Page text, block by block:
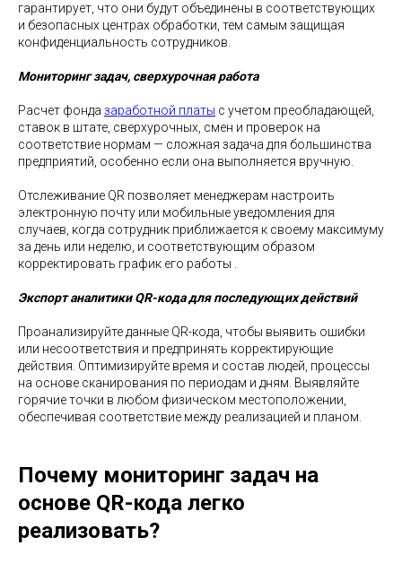
гарантирует, что они будут объединены в соответствующих
и безопасных центрах обработки, тем самым защищая
конфиденциальность сотрудников.
Мониторинг задач, сверхурочная работа
Расчет фонда заработной платы с учетом преобладающей,
ставок в штате, сверхурочных, смен и проверок на
соответствие нормам — сложная задача для большинства
предприятий, особенно если она выполняется вручную.
Отслеживание QR позволяет менеджерам настроить
электронную почту или мобильные уведомления для
случаев, когда сотрудник приближается к своему максимуму
за день или неделю, и соответствующим образом
корректировать график его работы .
Экспорт аналитики QR-кода для последующих действий
Проанализируйте данные QR-кода, чтобы выявить ошибки
или несоответствия и предпринять корректирующие
действия. Оптимизируйте время и состав людей, процессы
на основе сканирования по периодам и дням. Выявляйте
горячие точки в любом физическом местоположении,
обеспечивая соответствие между реализацией и планом.
Почему мониторинг задач на
основе QR-кода легко
реализовать?